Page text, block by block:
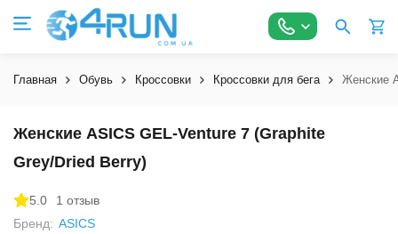
Главная Обувь Кроссовки Кроссовки для бега Женские
Женские ASICS GEL-Venture 7 (Graphite
Grey/Dried Berry)
5.0
1 отзыв
Бренд: ASICS